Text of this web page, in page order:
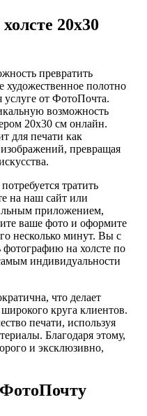
20х30
превратить
художественное полотно
услуге от ФотоПочта.
возможность
20х30 см онлайн.
для печати как
превращая
тратить
на наш сайт или
приложением,
ваше фото и оформите
несколько минут. Вы с
фотографию на холсте по
индивидуальности
что делает
круга клиентов.
печати, используя
Благодаря этому,
и эксклюзивно,